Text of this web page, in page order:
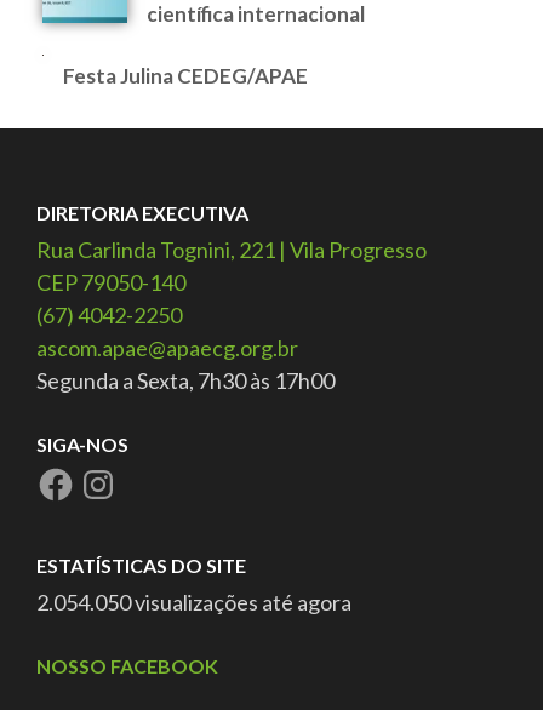
científica internacional
Festa Julina CEDEG/APAE
DIRETORIA EXECUTIVA
Rua Carlinda Tognini, 221 | Vila Progresso
CEP 79050-140
(67) 4042-2250
ascom.apae@apaecg.org.br
Segunda a Sexta, 7h30 às 17h00
SIGA-NOS
ESTATÍSTICAS DO SITE
2.054.050 visualizações até agora
NOSSO FACEBOOK